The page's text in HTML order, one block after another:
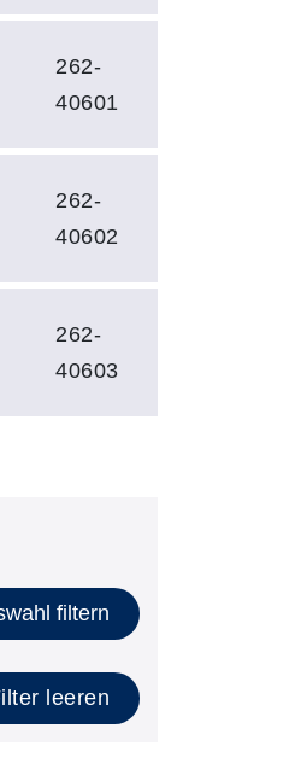
262-
40601
262-
40602
262-
40603
filtern
leeren